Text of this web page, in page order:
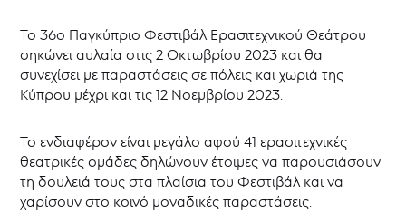
Το 36ο Παγκύπριο Φεστιβάλ Ερασιτεχνικού Θεάτρου
σηκώνει αυλαία στις 2 Οκτωβρίου 2023 και θα
συνεχίσει με παραστάσεις σε πόλεις και χωριά της
Κύπρου μέχρι και τις 12 Νοεμβρίου 2023.
Το ενδιαφέρον είναι μεγάλο αφού 41 ερασιτεχνικές
θεατρικές ομάδες δηλώνουν έτοιμες να παρουσιάσουν
τη δουλειά τους στα πλαίσια του Φεστιβάλ και να
χαρίσουν στο κοινό μοναδικές παραστάσεις.